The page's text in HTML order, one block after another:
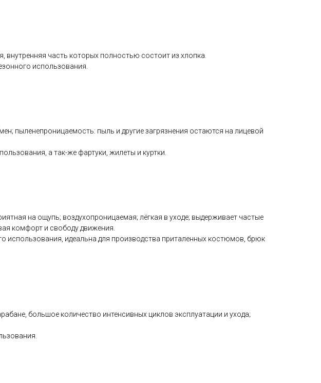
внутренняя часть которых полностью состоит из хлопка.
использования.
пыленепроницаемость: пыль и другие загрязнения остаются на лицевой
а так-же фартуки, жилеты и куртки.
на ощупь; воздухопроницаемая; лёгкая в уходе; выдерживает частые
комфорт и свободу движения.
использования, идеальна для производства приталенных костюмов, брюк
большое количество интенсивных циклов эксплуатации и ухода;